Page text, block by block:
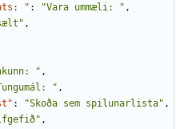
" : "Vara ummæli: " ,
,
" ,
" ,
: "Skoða sem spilunarlista" ,
,